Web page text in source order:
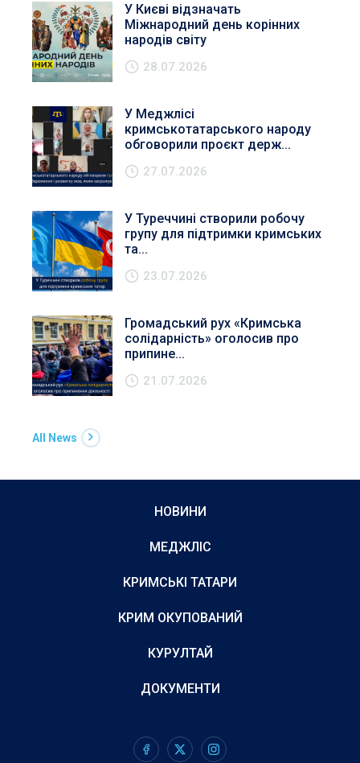
У Києві відзначать
Міжнародний день корінних
народів світу
28.07.2026
У Меджлісі
кримськотатарського народу
обговорили проєкт держ...
27.07.2026
У Туреччині створили робочу
групу для підтримки кримських
та...
23.07.2026
Громадський рух «Кримська
солідарність» оголосив про
припине...
21.07.2026
All News
НОВИНИ
МЕДЖЛІС
КРИМСЬКІ ТАТАРИ
КРИМ ОКУПОВАНИЙ
КУРУЛТАЙ
ДОКУМЕНТИ